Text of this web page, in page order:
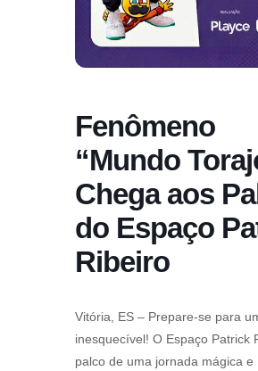
Fenômeno
“Mundo
Chega aos
do Espaço
Ribeiro
Vitória, ES – Prepare-se para
inesquecível! O Espaço Patrick
palco de uma jornada mágica e